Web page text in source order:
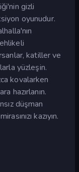
gizli
oyunudur.
katiller ve
yüzleşin.
kovalarken
hazırlanın.
düşman
kazıyın.